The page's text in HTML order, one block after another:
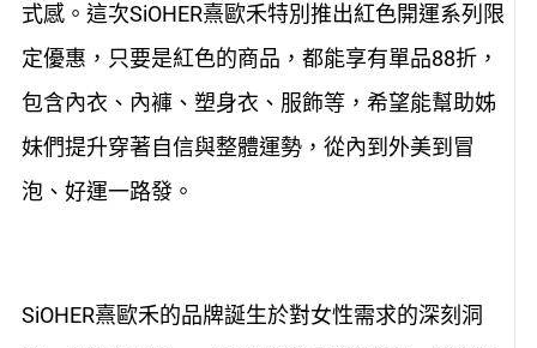
式感。這次SiOHER熹歐禾特別推出紅色開運系列限
定優惠，只要是紅色的商品，都能享有單品88折，
包含內衣、內褲、塑身衣、服飾等，希望能幫助姊
妹們提升穿著自信與整體運勢，從內到外美到冒
泡、好運一路發。
SiOHER熹歐禾的品牌誕生於對女性需求的深刻洞